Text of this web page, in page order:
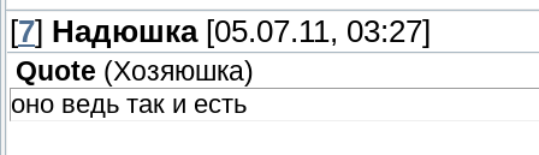
[7] Надюшка[05.07.11, 03:27]
Quote (Хозяюшка)
оно ведь так и есть